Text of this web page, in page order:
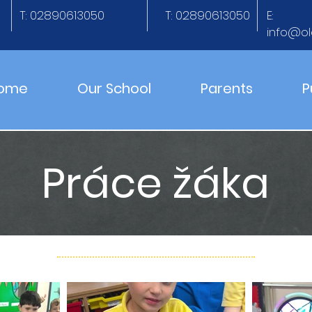
Our School Parents
T: 02890613050 T: 02890613050
E:
Práce žáka